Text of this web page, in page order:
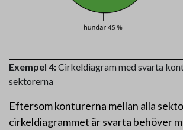
Exempel 4:Cirkeldiagram med svarta
sektorerna
Eftersom konturerna mellan alla
cirkeldiagrammet är svarta behöver